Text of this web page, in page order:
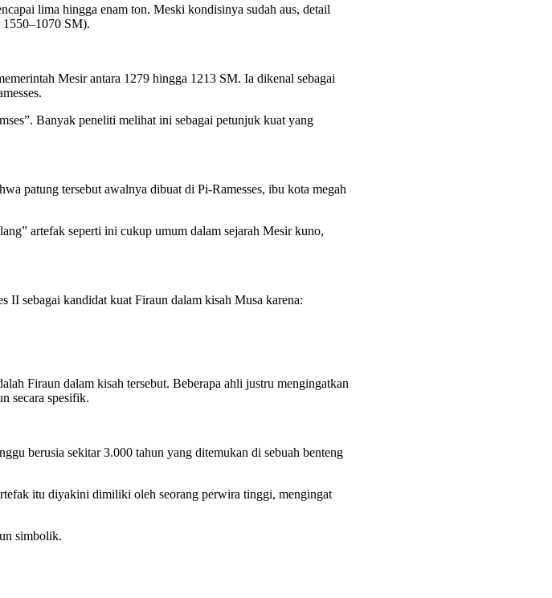
lima hingga enam ton. Meski kondisinya sudah aus, detail
1550–1070 SM).
Mesir antara 1279 hingga 1213 SM. Ia dikenal sebagai
Banyak peneliti melihat ini sebagai petunjuk kuat yang
patung tersebut awalnya dibuat di Pi-Ramesses, ibu kota megah
artefak seperti ini cukup umum dalam sejarah Mesir kuno,
II sebagai kandidat kuat Firaun dalam kisah Musa karena:
Firaun dalam kisah tersebut. Beberapa ahli justru mengingatkan
secara spesifik.
berusia sekitar 3.000 tahun yang ditemukan di sebuah benteng
itu diyakini dimiliki oleh seorang perwira tinggi, mengingat
simbolik.